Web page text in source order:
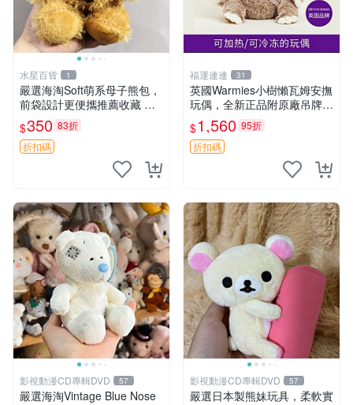
水星百貨 1
嚴選海淘Soft萌系母子熊包，
前袋設計更便攜推薦收藏 母
子熊 軟綿綿 包包
$350 83折
折扣碼
福運連連 31
英國Warmies小樹懶瓦姆安撫
玩偶，全新正品附原廠吊牌與
防塵袋，內藏薰衣草可加熱，
適合各個年齡層，冷暖兩用享
受抱抱樂趣，不容錯過嚴選好
$1,560 95折
折扣碼
影視動漫CD專輯DVD 57
嚴選海淘Vintage Blue Nose
影視動漫CD專輯DVD 57
嚴選日本製熊妹玩具，柔軟實